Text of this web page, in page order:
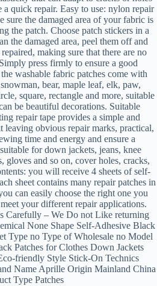
a quick repair. Easy to use: nylon repair
sure the damaged area of your fabric is
the patch. Choose patch stickers in a
the damaged area, peel them off and
making sure that there are no
press firmly to ensure a good
washable fabric patches come with
bear, maple leaf, elk, paw,
square, rectangle and more, suitable
be beautiful decorations. Suitable
repair tape provides a simple and
obvious repair marks, practical,
time and energy and ensure a
for down jackets, jeans, knee
gloves and so on, cover holes, cracks,
you will receive 4 sheets of self-
sheet contains many repair patches in
can easily choose the right one you
your different repair applications.
Carefully – We Do not Like returning
None Shape Self-Adhesive Black
Type no Type of Wholesale no Model
Patches for Clothes Down Jackets
friendly Style Stick-On Technics
Name Aprille Origin Mainland China
Type Patches